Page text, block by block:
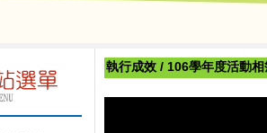
執行成效 / 106學年度活動相